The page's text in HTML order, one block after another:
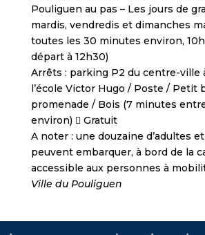
Pouliguen au pas – Les jours de
mardis, vendredis et dimanches
toutes les 30 minutes environ,
départ à 12h30)
Arrêts : parking P2 du centre-ville
l’école Victor Hugo / Poste / Petit
promenade / Bois (7 minutes
environ)  Gratuit
A noter : une douzaine d’adultes
peuvent embarquer, à bord de la
accessible aux personnes à
Ville du Pouliguen